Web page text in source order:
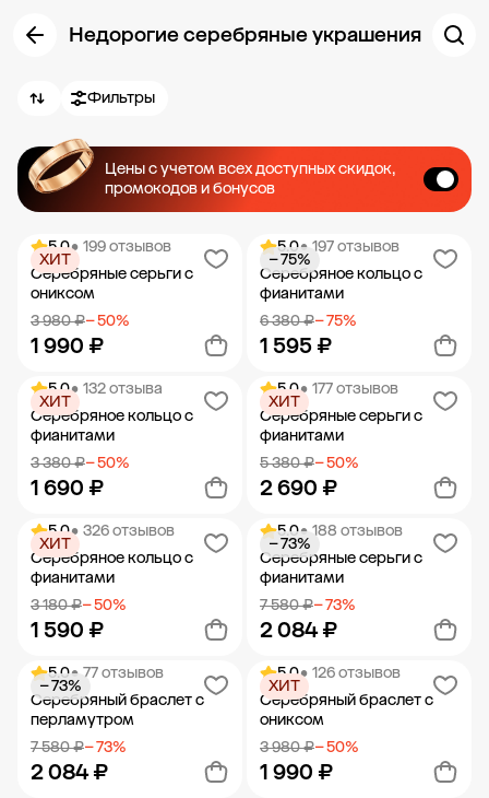
Недорогие серебряные украшения
Фильтры
Цены с учетом всех доступных скидок,
промокодов и бонусов
5.0• 199 отзывов
Серебряные серьги с
ониксом
3 980 ₽− 50%
1 990 ₽
ХИТ
Добавить в корзину
5.0• 197 отзывов
Серебряное кольцо с
фианитами
6 380 ₽− 75%
1 595 ₽
− 75%
Добавить в корзину
5.0• 132 отзыва
Серебряное кольцо с
фианитами
3 380 ₽− 50%
1 690 ₽
ХИТ
Добавить в корзину
5.0• 177 отзывов
Серебряные серьги с
фианитами
5 380 ₽− 50%
2 690 ₽
ХИТ
Добавить в корзину
5.0• 326 отзывов
Серебряное кольцо с
фианитами
3 180 ₽− 50%
1 590 ₽
ХИТ
Добавить в корзину
5.0• 188 отзывов
Серебряные серьги с
фианитами
7 580 ₽− 73%
2 084 ₽
− 73%
Добавить в корзину
5.0• 77 отзывов
Серебряный браслет с
перламутром
7 580 ₽− 73%
2 084 ₽
− 73%
5.0• 126 отзывов
Серебряный браслет с
ониксом
3 980 ₽− 50%
1 990 ₽
ХИТ